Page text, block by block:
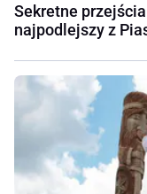
Sekretne
najpodlejszy z